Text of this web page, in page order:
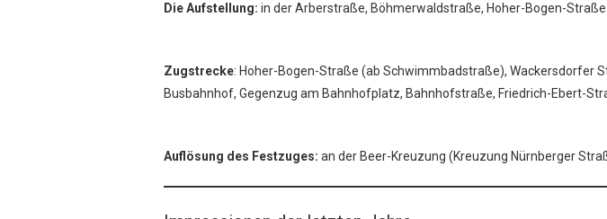
Die Aufstellung: in der Arberstraße, Böhmerwaldstraße, Hoher-Bogen-
Zugstrecke: Hoher-Bogen-Straße (ab Schwimmbadstraße), Wackersdorfer
Busbahnhof, Gegenzug am Bahnhofplatz, Bahnhofstraße, Friedrich-Ebert-
Auflösung des Festzuges: an der Beer-Kreuzung (Kreuzung Nürnberger